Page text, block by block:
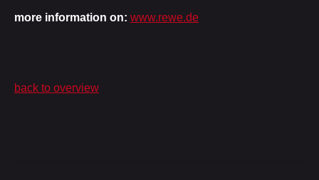
more information on: www.rewe.de
back to overview